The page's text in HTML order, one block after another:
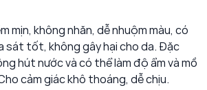
mịn, không nhăn, dễ nhuộm màu, có
sát tốt, không gây hại cho da. Đặc
hút nước và có thể làm độ ẩm và mồ
cảm giác khô thoáng, dễ chịu.